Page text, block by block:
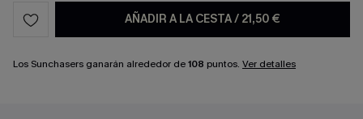
AÑADIR A LA CESTA/ 21,50 €
Los Sunchasers ganarán alrededor de108 puntos. Ver detalles